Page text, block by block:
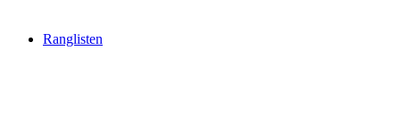
Ranglisten